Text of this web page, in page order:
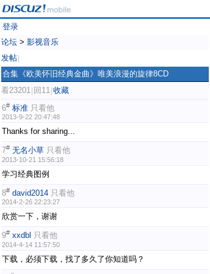
登录
论坛 > 影视音乐
发帖
合集《欧美怀旧经典金曲》唯美浪漫的旋律8CD
看23201 回11 收藏
6# 标准 只看他
2013-9-22 20:47:48
Thanks for sharing...
7# 无名小草 只看他
2013-10-21 15:56:18
学习经典图例
8# david2014 只看他
2014-2-26 22:23:27
欣赏一下，谢谢
9# xxdbl 只看他
2014-4-14 11:57:50
下载，必须下载，找了多久了你知道吗？